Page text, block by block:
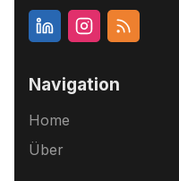
Navigation
Home
Über